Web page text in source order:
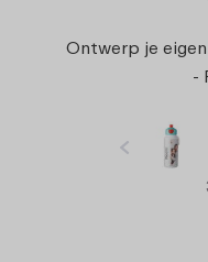
Ontwerp je
-